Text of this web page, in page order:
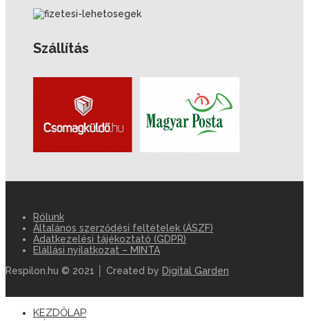
Szállítás
Rólunk
Általános szerződési feltételek (ÁSZF)
Adatkezelési tájékoztató (GDPR)
Elállási nyilatkozat – MINTA
Respilon.hu © 2021 │ Created by Digital Garden
KEZDŐLAP